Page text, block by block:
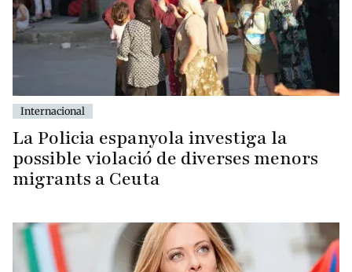
Internacional
La Policia espanyola investiga la
possible violació de diverses menors
migrants a Ceuta